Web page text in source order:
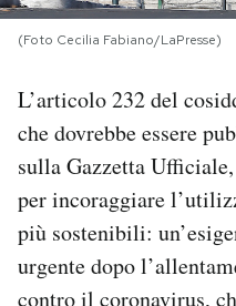
CALENDARIO
AREA PERSONALE
Area Personale
Newsletter
(Foto Cecilia Fabiano/LaPresse)
L’articolo 232 del
che dovrebbe essere
sulla Gazzetta
per incoraggiare
più sostenibili:
urgente dopo
contro il coronavirus,